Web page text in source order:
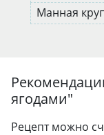
Манная
ягодами"
Рецепт можно